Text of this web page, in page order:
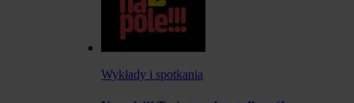
Wykłady i spotkania